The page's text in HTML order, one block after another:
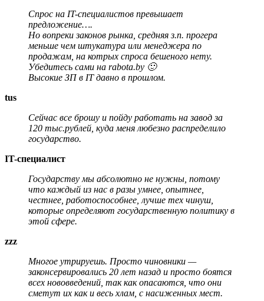
Спрос на IT-специалистов превышает
предложение….
Но вопреки законов рынка, средняя з.п. прогера
меньше чем штукатура или менеджера по
продажам, на котрых спроса бешеного нету.
Убедитесь сами на rabota.by 🙂
Высокие ЗП в IT давно в прошлом.
tus
Сейчас все брошу и пойду работать на завод за
120 тыс.рублей, куда меня любезно распределило
государство.
IT-специалист
Государству мы абсолютно не нужны, потому
что каждый из нас в разы умнее, опытнее,
честнее, работоспособнее, лучше тех чинуш,
которые определяют государственную политику в
этой сфере.
zzz
Многое утрируешь. Просто чиновники —
законсервировались 20 лет назад и просто боятся
всех нововведений, так как опасаются, что они
сметут их как и весь хлам, с насиженных мест.